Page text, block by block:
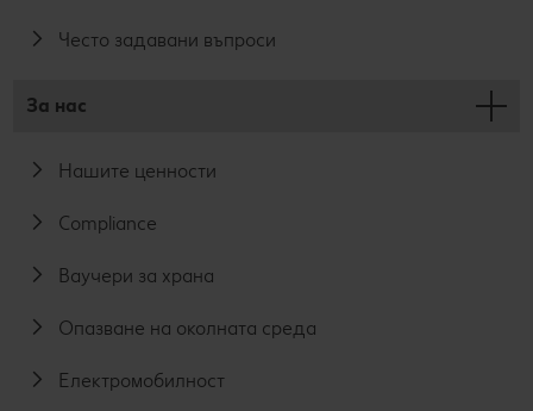
Често задавани въпроси
За нас
Нашите ценности
Compliance
Ваучери за храна
Опазване на околната среда
Електромобилност